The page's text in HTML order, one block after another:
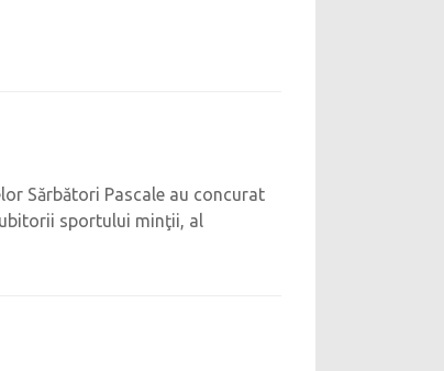
Sărbători Pascale au concurat
sportului minţii, al